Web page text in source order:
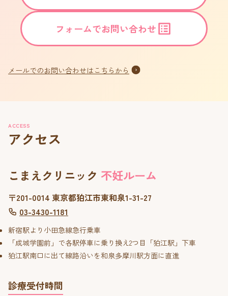
フォームでお問い合わせ
メールでのお問い合わせはこちらから
ACCESS
アクセス
こまえクリニック 不妊ルーム
〒201-0014 東京都狛江市東和泉1-31-27
03-3430-1181
新宿駅より小田急線急行乗車
「成城学園前」で各駅停車に乗り換え2つ目「狛江駅」下車
狛江駅南口に出て線路沿いを和泉多摩川駅方面に直進
診療受付時間